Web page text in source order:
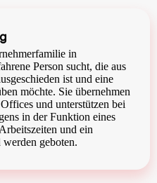
in
Person sucht, die aus
ist und eine
möchte. Sie übernehmen
und unterstützen bei
in der Funktion eines
und ein
geboten.